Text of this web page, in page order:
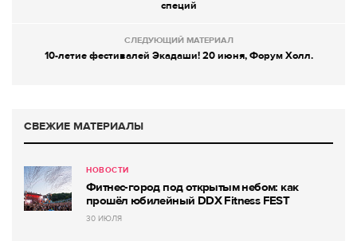
специй
СЛЕДУЮЩИЙ МАТЕРИАЛ
10-летие фестивалей Экадаши! 20 июня, Форум Холл.
СВЕЖИЕ МАТЕРИАЛЫ
НОВОСТИ
Фитнес-город под открытым небом: как
прошёл юбилейный DDX Fitness FEST
30 ИЮЛЯ